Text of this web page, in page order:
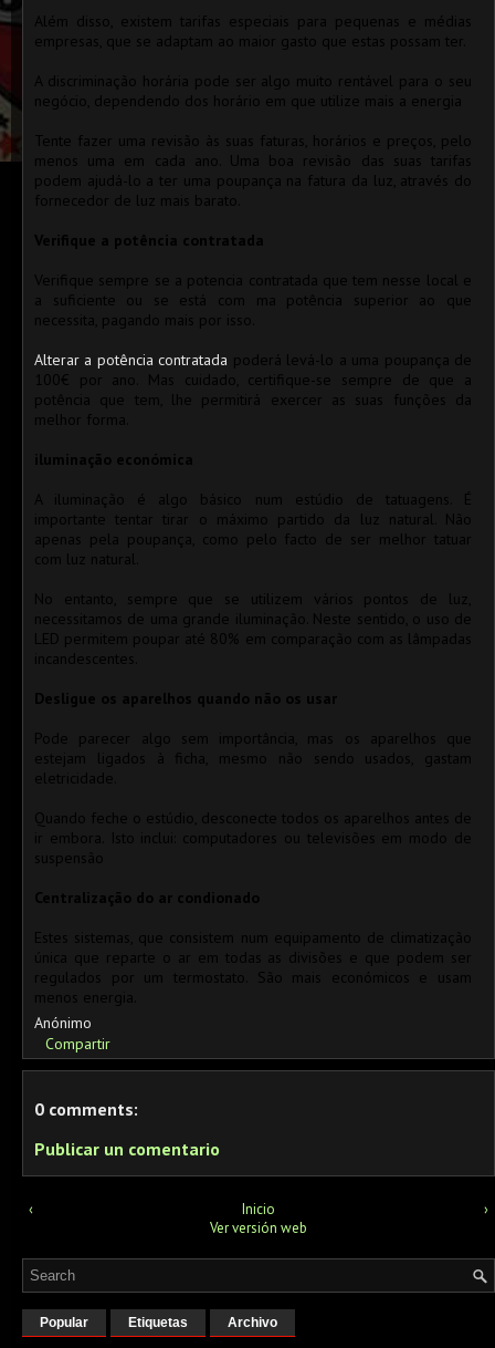
Além disso, existem tarifas especiais para pequenas e médias
empresas, que se adaptam ao maior gasto que estas possam ter.
A discriminação horária pode ser algo muito rentável para o seu
negócio, dependendo dos horário em que utilize mais a energia
Tente fazer uma revisão às suas faturas, horários e preços, pelo
menos uma em cada ano. Uma boa revisão das suas tarifas
podem ajudá-lo a ter uma poupança na fatura da luz, através do
fornecedor de luz mais barato.
Verifique a potência contratada
Verifique sempre se a potencia contratada que tem nesse local e
a suficiente ou se está com ma potência superior ao que
necessita, pagando mais por isso.
Alterar a potência contratada poderá levá-lo a uma poupança de
100€ por ano. Mas cuidado, certifique-se sempre de que a
potência que tem, lhe permitirá exercer as suas funções da
melhor forma.
iluminação económica
A iluminação é algo básico num estúdio de tatuagens. É
importante tentar tirar o máximo partido da luz natural. Não
apenas pela poupança, como pelo facto de ser melhor tatuar
com luz natural.
No entanto, sempre que se utilizem vários pontos de luz,
necessitamos de uma grande iluminação. Neste sentido, o uso de
LED permitem poupar até 80% em comparação com as lâmpadas
incandescentes.
Desligue os aparelhos quando não os usar
Pode parecer algo sem importância, mas os ap arelhos que
estejam ligados à ficha, mesmo não sendo usados, gastam
eletricidade.
Quando feche o estúdio, desconecte todos os aparelhos antes de
ir embora. Isto inclui: computadores ou televisões em modo de
suspensão
Centralização do ar condionado
Estes sistemas, que consistem num equipamento de climatização
única que reparte o ar em todas as divisões e que podem ser
regulados por um termostato. São mais económicos e usam
menos energia.
Anónimo
Compartir
0 comments:
Publicar un comentario
‹ ›
Inicio
Ver versión web
Popular Etiquetas Archivo